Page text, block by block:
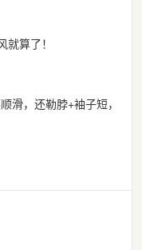
算了！
滑，还勒脖+袖子短，